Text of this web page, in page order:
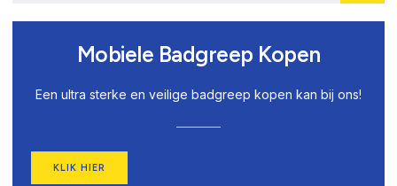
Mobiele Badgreep Kopen
Een ultra sterke en veilige badgreep kopen kan bij ons!
KLIK HIER